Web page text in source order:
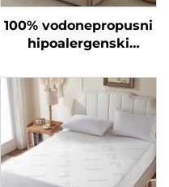
100% vodonepropusni
hipoalergenski
dubokim džepovima
6-15 inča, disajni
pokrivač za madrac za
hotel i kuću (bijela)